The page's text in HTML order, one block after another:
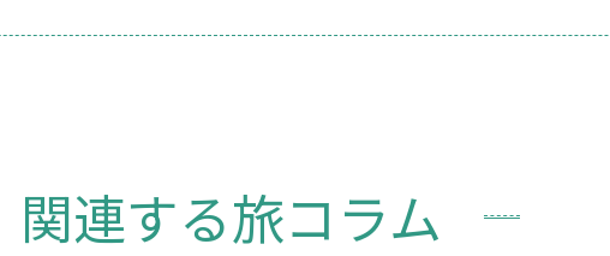
関連する旅コラム